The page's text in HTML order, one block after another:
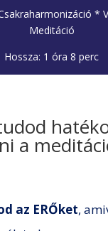
*
Meditáció
Hossza: 1 óra 8 perc
a
az ERŐket,